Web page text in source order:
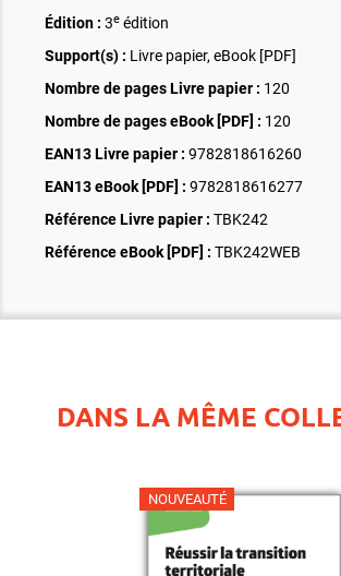
Édition : 3e édition
Support(s) : Livre papier, eBook [PDF]
Nombre de pages Livre papier : 120
Nombre de pages eBook [PDF] : 120
EAN13 Livre papier : 9782818616260
EAN13 eBook [PDF] : 9782818616277
Référence Livre papier : TBK242
Référence eBook [PDF] : TBK242WEB
DANS LA MÊME
NOUVEAUTÉ